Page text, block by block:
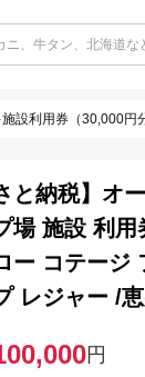
ンプ場 施設 利用券 チケット 予約
と納税】オ
場 施設 利
ー コテージ
レジャー /
円